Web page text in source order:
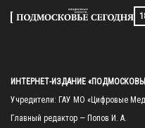
ИНТЕРНЕТ-ИЗДАНИЕ
Учредители: ГАУ МО «Цифровые
Главный редактор — Попов И. А.